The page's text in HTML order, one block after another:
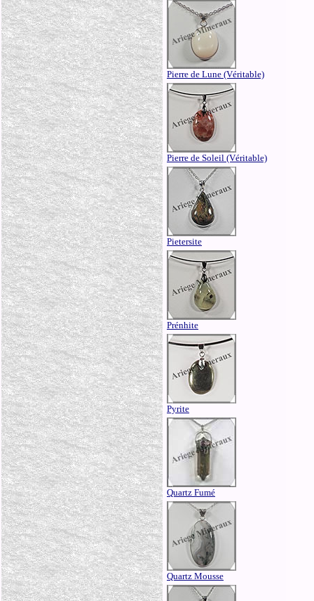
Pierre de Lune (Véritable)
Pierre de Soleil (Véritable)
Pietersite
Prénhite
Pyrite
Quartz Fumé
Quartz Mousse